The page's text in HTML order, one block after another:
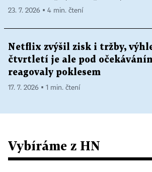
23. 7. 2026 ▪ 4 min. čtení
Netflix zvýšil zisk i tržby,
čtvrtletí je ale pod
reagovaly poklesem
17. 7. 2026 ▪ 1 min. čtení
Vybíráme z HN